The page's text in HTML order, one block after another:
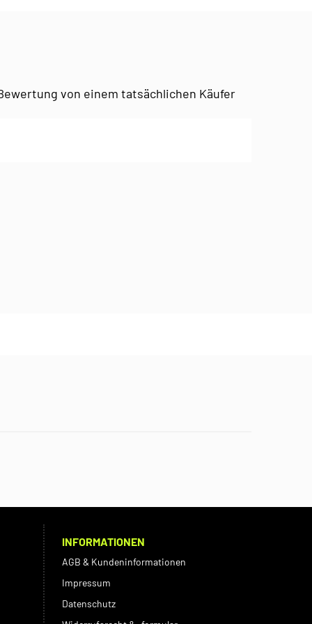
von einem tatsächlichen Käufer
INFORMATIONEN
AGB & Kundeninformationen
Impressum
Datenschutz